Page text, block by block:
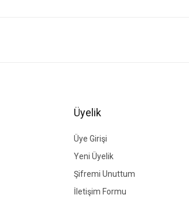
Üyelik
Üye Girişi
Yeni Üyelik
Şifremi Unuttum
İletişim Formu